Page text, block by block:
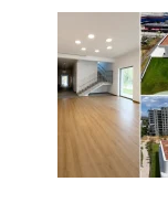
pentru